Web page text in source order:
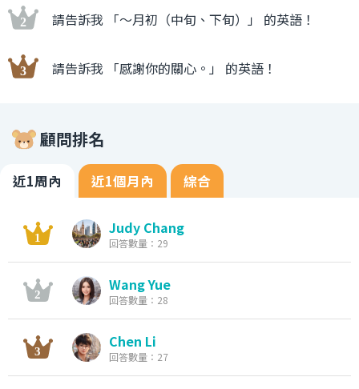
請告訴我 「〜月初（中旬、下旬）」 的英語！
請告訴我 「感謝你的關心。」 的英語！
顧問排名
近1周內 近1個月內 綜合
Judy Chang
回答數量：29
Wang Yue
回答數量：28
Chen Li
回答數量：27